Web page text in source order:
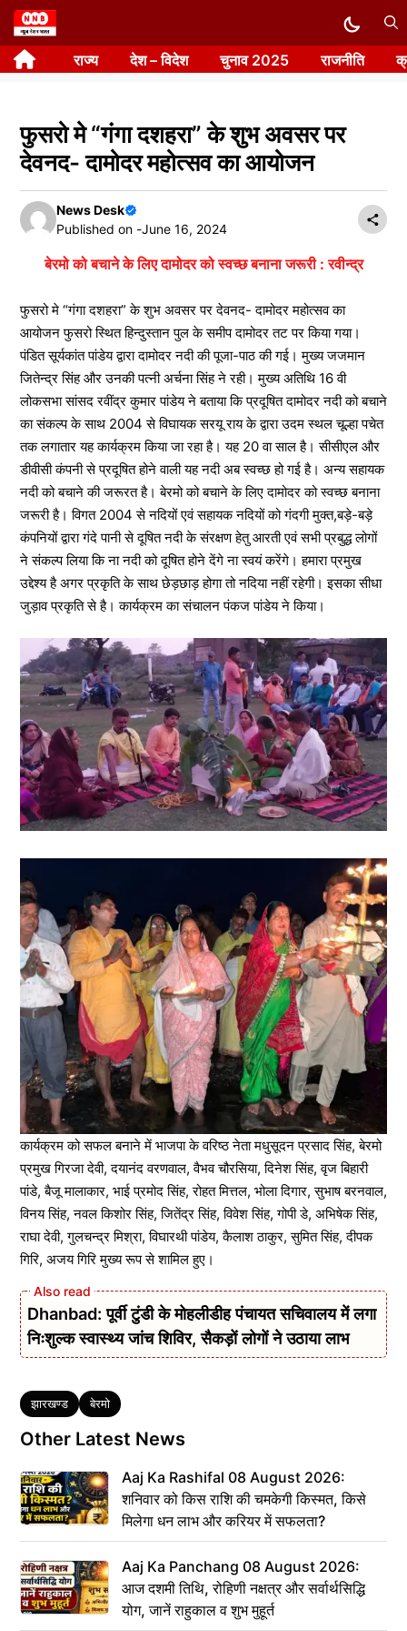
Skip
to
content राज्य देश – विदेश चुनाव 2025 राजनीति
फुसरो मे “गंगा दशहरा” के शुभ अवसर पर
देवनद- दामोदर महोत्सव का आयोजन
News Desk
Published on -June 16, 2024
बेरमो को बचाने के लिए दामोदर को स्वच्छ बनाना जरूरी : रवीन्द्र
फुसरो मे “गंगा दशहरा” के शुभ अवसर पर देवनद- दामोदर महोत्सव का
आयोजन फुसरो स्थित हिन्दुस्तान पुल के समीप दामोदर तट पर किया गया।
पंडित सूर्यकांत पांडेय द्वारा दामोदर नदी की पूजा-पाठ की गई। मुख्य जजमान
जितेन्द्र सिंह और उनकी पत्नी अर्चना सिंह ने रही। मुख्य अतिथि 16 वी
लोकसभा सांसद रवींद्र कुमार पांडेय ने बताया कि प्रदूषित दामोदर नदी को बचाने
का संकल्प के साथ 2004 से विघायक सरयू राय के द्वारा उदम स्थल चूल्हा पचेत
तक लगातार यह कार्यक्रम किया जा रहा है। यह 20 वा साल है। सीसीएल और
डीवीसी कंपनी से प्रदूषित होने वाली यह नदी अब स्वच्छ हो गई है। अन्य सहायक
नदी को बचाने की जरूरत है। बेरमो को बचाने के लिए दामोदर को स्वच्छ बनाना
जरूरी है। विगत 2004 से नदियों एवं सहायक नदियों को गंदगी मुक्त,बड़े-बड़े
कंपनियों द्वारा गंदे पानी से दूषित नदी के संरक्षण हेतु आरती एवं सभी प्रबुद्ध लोगों
ने संकल्प लिया कि ना नदी को दूषित होने देंगे ना स्वयं करेंगे। हमारा प्रमुख
उद्देश्य है अगर प्रकृति के साथ छेड़छाड़ होगा तो नदिया नहीं रहेगी। इसका सीधा
जुड़ाव प्रकृति से है। कार्यक्रम का संचालन पंकज पांडेय ने किया।
कार्यक्रम को सफल बनाने में भाजपा के वरिष्ठ नेता मधुसूदन प्रसाद सिंह, बेरमो
प्रमुख गिरजा देवी, दयानंद वरणवाल, वैभव चौरसिया, दिनेश सिंह, वृज बिहारी
पांडे, बैजू मालाकार, भाई प्रमोद सिंह, रोहत मित्तल, भोला दिगार, सुभाष बरनवाल,
विनय सिंह, नवल किशोर सिंह, जितेंद्र सिंह, विवेश सिंह, गोपी डे, अभिषेक सिंह,
राघा देवी, गुलचन्द्र मिश्रा, विघारथी पांडेय, कैलाश ठाकुर, सुमित सिंह, दीपक
गिरि, अजय गिरि मुख्य रूप से शामिल हुए।
Dhanbad: पूर्वी टुंडी के मोहलीडीह पंचायत सचिवालय में लगा
निःशुल्क स्वास्थ्य जांच शिविर, सैकड़ों लोगों ने उठाया लाभ
Tags
झारखण्ड बेरमो
Other Latest News
Aaj Ka Rashifal 08 August 2026:
शनिवार को किस राशि की चमकेगी किस्मत, किसे
मिलेगा धन लाभ और करियर में सफलता?
Aaj Ka Panchang 08 August 2026:
आज दशमी तिथि, रोहिणी नक्षत्र और सर्वार्थसिद्धि
योग, जानें राहुकाल व शुभ मुहूर्त